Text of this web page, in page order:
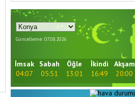
Güncelleme: 07.08.2026
İmsak
04:07
Sabah
05:51
Öğle
13:01
İkindi
16:49
Akşam
20:00